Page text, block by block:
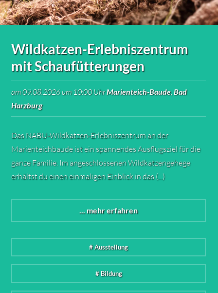
Wildkatzen-Erlebniszentrum
mit Schaufütterungen
am 09.08.2026 um 10:00 UhrMarienteich-Baude, Bad
Harzburg
Das NABU‑Wildkatzen‑Erlebniszentrum an der
Marienteichbaude ist ein spannendes Ausflugsziel für die
ganze Familie. Im angeschlossenen Wildkatzengehege
erhältst du einen einmaligen Einblick in das (...)
... mehr erfahren
# Ausstellung
# Bildung